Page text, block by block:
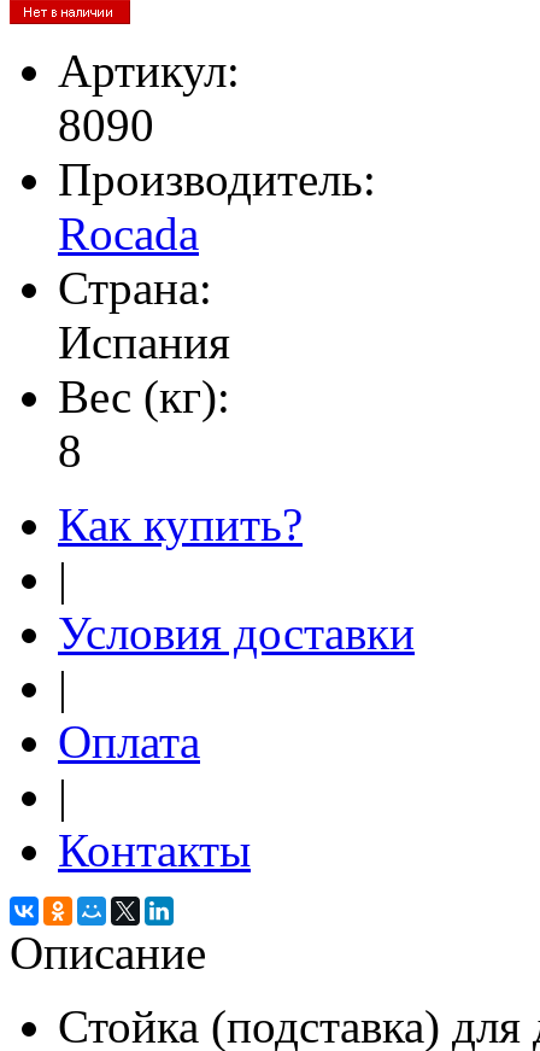
Артикул:
8090
Производитель:
Rocada
Страна:
Испания
Вес (кг):
8
Как купить?
|
Условия доставки
|
Оплата
|
Контакты
Описание
Стойка (подставка)